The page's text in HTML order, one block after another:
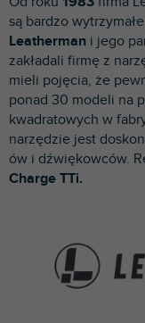
są bardzo
Leatherman i jego
zakładali firmę z
mieli pojęcia, że
ponad 30 modeli na
kwadratowych w
narzędzie jest
ów i dźwiękowców.
Charge TTi.
p
r
o
d
u
k
t
ó
w